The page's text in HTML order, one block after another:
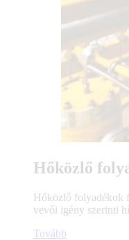
Hőközlő
Hőközlő folyadékok
vevői igény szerinti
Tovább